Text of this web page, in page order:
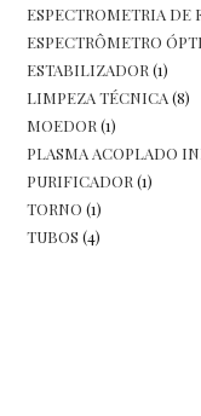
ESPECTROMETRIA DE
ESPECTRÔMETRO
ESTABILIZADOR 11
LIMPEZA TÉCNICA 88
MOEDOR 11
produto
PLASMA ACOPLADO
PURIFICADOR 11
TORNO 11
produto
TUBOS 44